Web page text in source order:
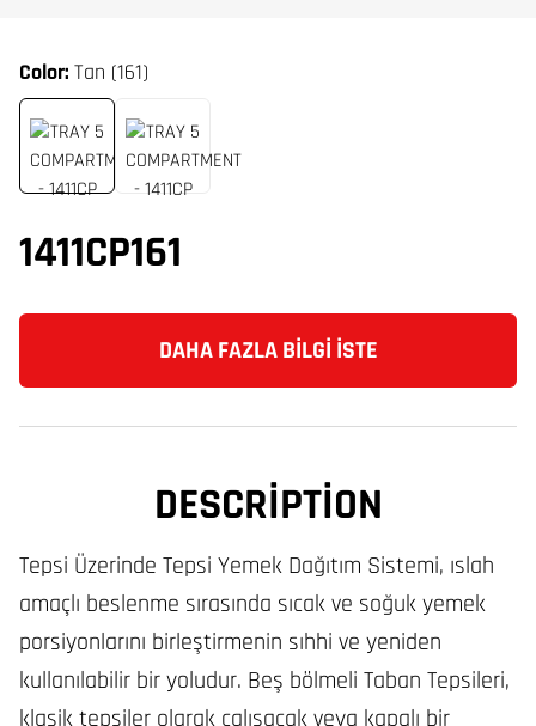
Color: Tan (161)
1411CP161
DAHA FAZLA BILGI İSTE
DESCRIPTION
Tepsi Üzerinde Tepsi Yemek Dağıtım Sistemi, ıslah
amaçlı beslenme sırasında sıcak ve soğuk yemek
porsiyonlarını birleştirmenin sıhhi ve yeniden
kullanılabilir bir yoludur. Beş bölmeli Taban Tepsileri,
klasik tepsiler olarak çalışacak veya kapalı bir